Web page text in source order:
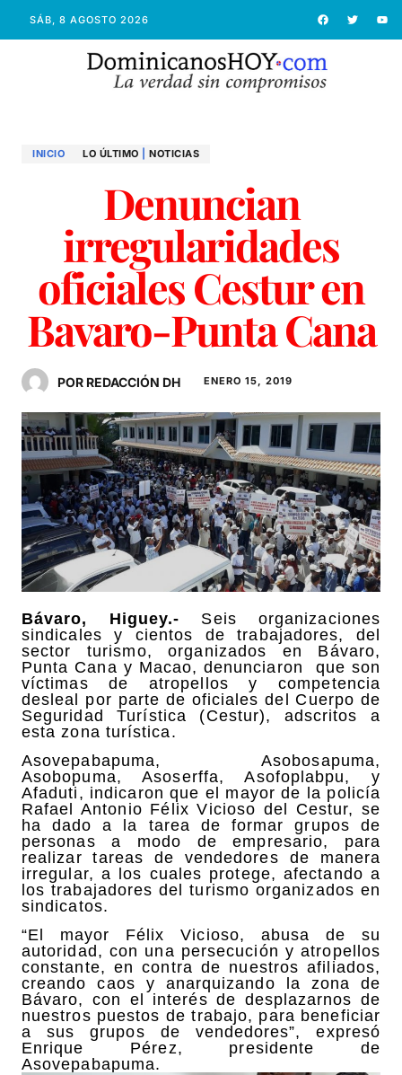
SÁB, 8 AGOSTO 2026
INICIO LO ÚLTIMO NOTICIAS
Denuncian
irregularidades
oficiales Cestur en
Bavaro-Punta Cana
POR REDACCIÓN DH ENERO 15, 2019
Bávaro, Higuey.- Seis organizaciones
sindicales y cientos de trabajadores, del
sector turismo, organizados en Bávaro,
Punta Cana y Macao, denunciaron que son
víctimas de atropellos y competencia
desleal por parte de oficiales del Cuerpo de
Seguridad Turística (Cestur), adscritos a
esta zona turística.
Asovepabapuma, Asobosapuma,
Asobopuma, Asoserffa, Asofoplabpu, y
Afaduti, indicaron que el mayor de la policía
Rafael Antonio Félix Vicioso del Cestur, se
ha dado a la tarea de formar grupos de
personas a modo de empresario, para
realizar tareas de vendedores de manera
irregular, a los cuales protege, afectando a
los trabajadores del turismo organizados en
sindicatos.
“El mayor Félix Vicioso, abusa de su
autoridad, con una persecución y atropellos
constante, en contra de nuestros afiliados,
creando caos y anarquizando la zona de
Bávaro, con el interés de desplazarnos de
nuestros puestos de trabajo, para beneficiar
a sus grupos de vendedores”, expresó
Enrique Pérez, presidente de
Asovepabapuma.